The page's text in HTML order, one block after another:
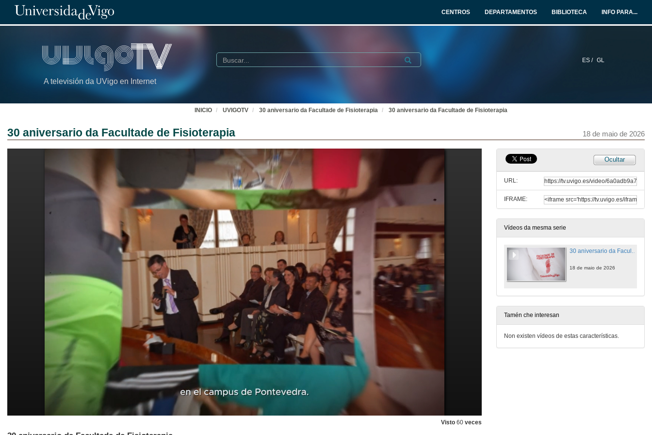
CENTROS DEPARTAMENTOS BIBLIOTECA INFO PARA...
A televisión da UVigo en Internet
ES / GL
Buscar Submit
INICIO UVIGOTV 30 aniversario da Facultade de Fisioterapia 30 aniversario da Facultade de Fisioterapia
30 aniversario da Facultade de Fisioterapia 18 de maio de 2026
Visto 60 veces
Ocultar
URL:
IFRAME:
Vídeos da mesma serie
30 aniversario da Facultade de Fisioterapia
18 de maio de 2026
Tamén che interesan
Non existen vídeos de estas características.